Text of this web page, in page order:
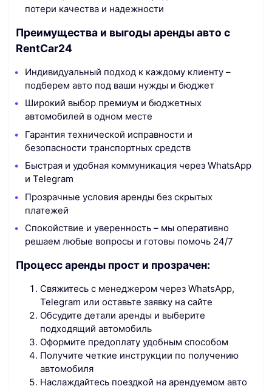
потери качества и надежности
Преимущества и выгоды аренды авто с
RentCar24
Индивидуальный подход к каждому клиенту –
подберем авто под ваши нужды и бюджет
Широкий выбор премиум и бюджетных
автомобилей в одном месте
Гарантия технической исправности и
безопасности транспортных средств
Быстрая и удобная коммуникация через WhatsApp
и Telegram
Прозрачные условия аренды без скрытых
платежей
Спокойствие и уверенность – мы оперативно
решаем любые вопросы и готовы помочь 24/7
Процесс аренды прост и прозрачен:
Свяжитесь с менеджером через WhatsApp,
Telegram или оставьте заявку на сайте
Обсудите детали аренды и выберите
подходящий автомобиль
Оформите предоплату удобным способом
Получите четкие инструкции по получению
автомобиля
Наслаждайтесь поездкой на арендуемом авто